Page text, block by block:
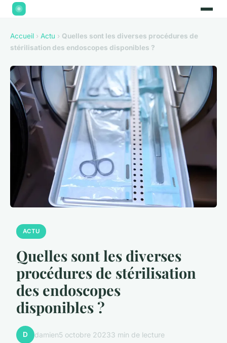
Accueil › Actu › Quelles sont les diverses procédures de
stérilisation des endoscopes disponibles ?
ACTU
Quelles sont les diverses
procédures de stérilisation
des endoscopes
disponibles ?
D damien5 octobre 20233 min de lecture